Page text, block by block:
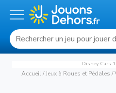
Disney Cars
Accueil/ Jeux à Roues et Pédales /